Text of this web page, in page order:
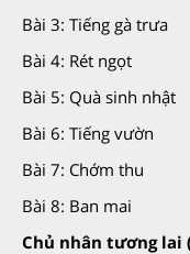
Bài 3: Tiếng gà trưa
Bài 4: Rét ngọt
Bài 5: Quà sinh nhật
Bài 6: Tiếng vườn
Bài 7: Chớm thu
Bài 8: Ban mai
Chủ nhân tương lai